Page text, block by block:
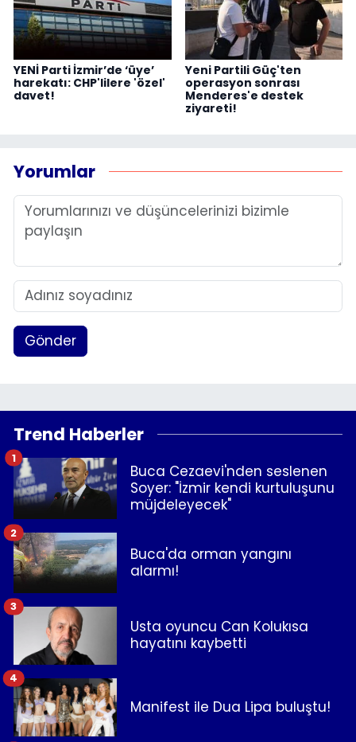
YENİ Parti İzmir’de ‘üye’
harekatı: CHP'lilere 'özel'
davet!
Yeni Partili Güç'ten
operasyon sonrası
Menderes'e destek
ziyareti!
Yorumlar
Gönder
Trend Haberler
Buca Cezaevi'nden seslenen
Soyer: "İzmir kendi kurtuluşunu
müjdeleyecek"
1
Buca'da orman yangını
alarmı!
2
Usta oyuncu Can Kolukısa
hayatını kaybetti
3
Manifest ile Dua Lipa buluştu!
4